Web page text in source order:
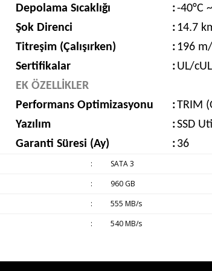
Depolama Sıcaklığı
:-40°C
Şok Direnci
: 14.7
Titreşim (Çalışırken)
: 196
Sertifikalar
: UL/
EK ÖZELLİKLER
Performans Optimizasyonu
:TRIM
Yazılım
:SSD
Garanti Süresi (Ay)
: 36
:
SATA 3
:
960 GB
:
555 MB/s
: 540 MB/s